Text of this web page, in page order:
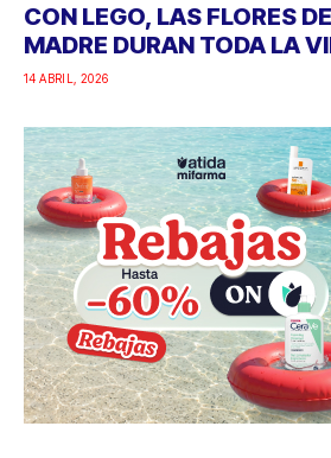
CON LEGO, LAS FLORES
MADRE DURAN TODA LA
14 ABRIL, 2026